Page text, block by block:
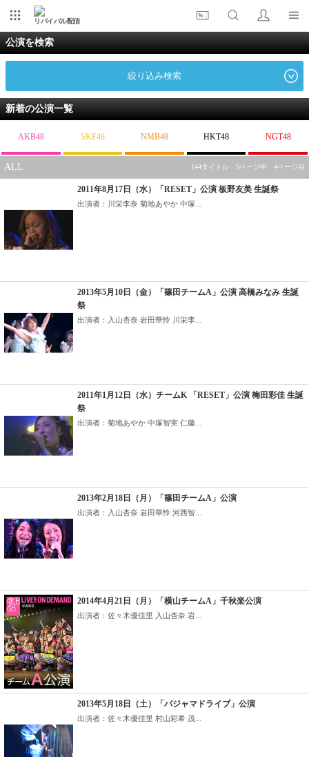
リバイバル配信
公演を検索
絞り込み検索
新着の公演一覧
AKB48 SKE48 NMB48 HKT48 NGT48
ALL 144タイトル 5ページ中 4ページ目
2011年8月17日（水）「RESET」公演 板野友美 生誕祭
出演者：川栄李奈 菊地あやか 中塚...
2013年5月10日（金）「篠田チームA」公演 高橋みなみ 生誕
祭
出演者：入山杏奈 岩田華怜 川栄李...
2011年1月12日（水）チームK 「RESET」公演 梅田彩佳 生誕
祭
出演者：菊地あやか 中塚智実 仁藤...
2013年2月18日（月）「篠田チームA」公演
出演者：入山杏奈 岩田華怜 河西智...
2014年4月21日（月）「横山チームA」千秋楽公演
出演者：佐々木優佳里 入山杏奈 岩...
2013年5月18日（土）「パジャマドライブ」公演
出演者：佐々木優佳里 村山彩希 茂...